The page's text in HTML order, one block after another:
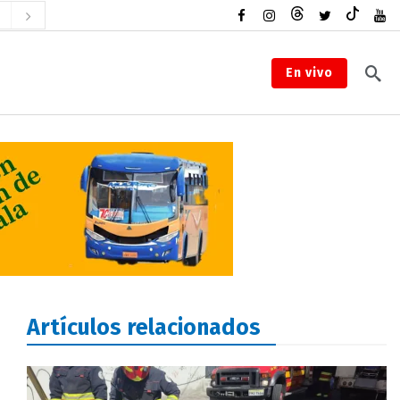
En vivo
Artículos relacionados